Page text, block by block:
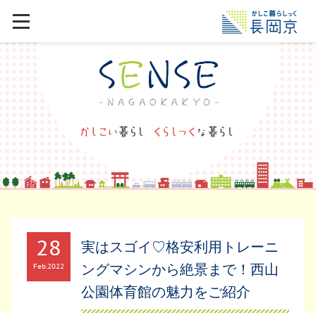
28
Feb2022
実はスゴイ♡格安利用トレーニ
ングマシンから絶景まで！西山
公園体育館の魅力をご紹介